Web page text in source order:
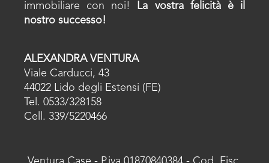
immobiliare con noi!
La vostra felicità è il
nostro successo!
ALEXANDRA VENTURA
Viale Carducci, 43
44022 Lido degli Estensi (FE)
Tel. 0533/328158
Cell. 339/5220466